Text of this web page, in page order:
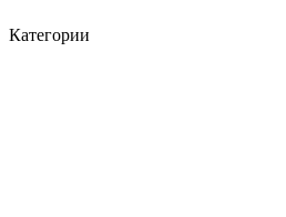
Категории